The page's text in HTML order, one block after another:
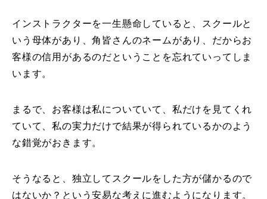
インストラクターを一生懸命していると、スクールと
いう母体があり、角皆さんのネームがあり、だからお
客様の信用があるのだということを忘れていってしま
います。
まるで、お客様は私についていて、私だけを見てくれ
ていて、私の実力だけで結果が得られているかのよう
な錯覚がおきます。
そうなると、独立してスクールをした方が儲かるので
はないか？という安易な考えに進むようになります。